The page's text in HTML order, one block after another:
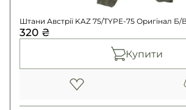
Штани Австрії KAZ 75/TYPE-75 Оригінал
320 ₴
Купити